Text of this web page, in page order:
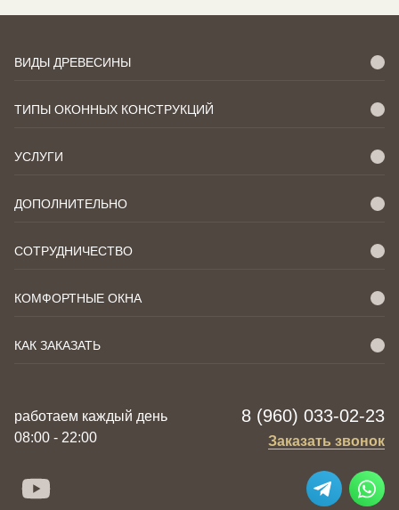
ВИДЫ ДРЕВЕСИНЫ
ТИПЫ ОКОННЫХ КОНСТРУКЦИЙ
УСЛУГИ
ДОПОЛНИТЕЛЬНО
СОТРУДНИЧЕСТВО
КОМФОРТНЫЕ ОКНА
КАК ЗАКАЗАТЬ
8 (960) 033-02-23
Заказать звонок
работаем каждый день
08:00 - 22:00